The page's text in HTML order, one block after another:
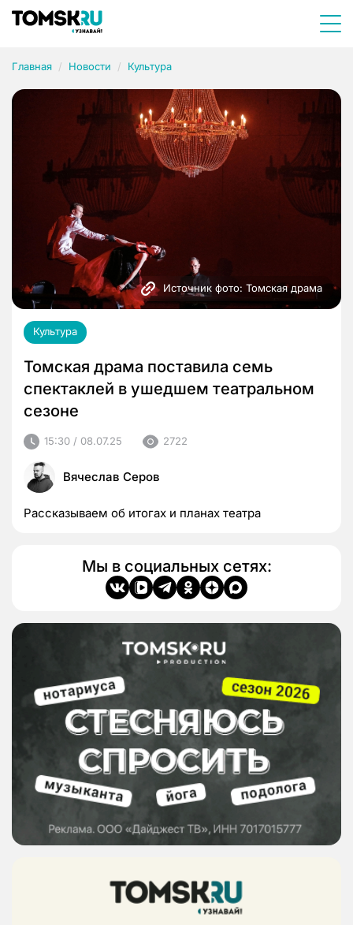
Главная Новости Культура
Источник фото: Томская драма
Культура
Томская драма поставила семь
спектаклей в ушедшем театральном
сезоне
15:30 / 08.07.25 2722
Вячеслав Серов
Рассказываем об итогах и планах театра
Мы в социальных сетях: